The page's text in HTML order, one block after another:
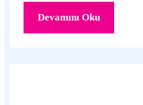
Devamını Oku